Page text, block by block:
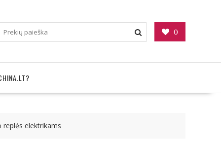
0
elektrikams